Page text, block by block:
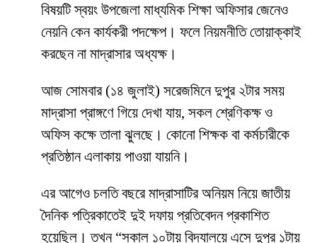
বিষয়টি স্বয়ং উপজেলা মাধ্যমিক শিক্ষা অফিসার জেনেও
নেয়নি কেন কার্যকরী পদক্ষেপ। ফলে নিয়মনীতি তোয়াক্কাই
করছেন না মাদ্রাসার অধ্যক্ষ।
আজ সোমবার (১৪ জুলাই) সরেজমিনে দুপুর ২টার সময়
মাদ্রাসা প্রাঙ্গণে গিয়ে দেখা যায়, সকল শ্রেণিকক্ষ ও
অফিস কক্ষে তালা ঝুলছে। কোনো শিক্ষক বা কর্মচারীকে
প্রতিষ্ঠান এলাকায় পাওয়া যায়নি।
এর আগেও চলতি বছরে মাদ্রাসাটির অনিয়ম নিয়ে জাতীয়
দৈনিক পত্রিকাতেই দুই দফায় প্রতিবেদন প্রকাশিত
হয়েছিল। তখন “সকাল ১০টায় বিদ্যালয়ে এসে দুপুর ১টায়